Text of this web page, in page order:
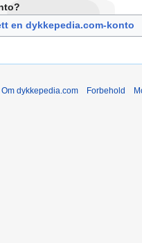
en dykkepedia.com-konto
Om dykkepedia.com Forbehold